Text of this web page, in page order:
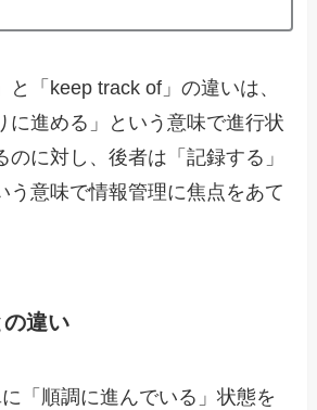
と「keep track of」の違いは、
に進める」という意味で進行状
のに対し、後者は「記録する」
う意味で情報管理に焦点をあて
の違い
に「順調に進んでいる」状態を